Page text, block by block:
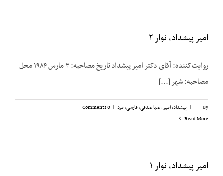
امیر پیشداد، نوار ۲
روایت‌کننده: آقای دکتر امیر پیشداد تاریخ مصاحبه: ۳ مارس ۱۹۸۴ محل
مصاحبه: شهر [...]
By
|
| پیشداد، امیر,ضیا صدقی,فارسی,مرد |
0 Comments
Read More
امیر پیشداد، نوار ۱